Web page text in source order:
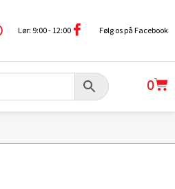
Lør: 9:00 - 12:00 Følg os på Facebook
0